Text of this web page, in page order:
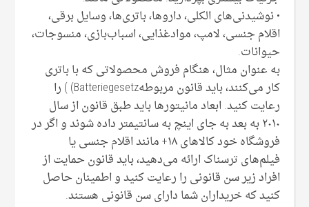
• نوشیدنی‌های الکلی، داروها، باتری‌ها، وسایل برقی،
اقلام جنسی، لامپ‌، مواد‌غذایی، اسباب‌بازی، منسوجات،
حیوانات.
به عنوان مثال، هنگام فروش محصولاتی که با باتری
کار می‌کنند، باید قانون مربوطهBatteriegesetz) ) را
رعایت کنید. ابعاد مانیتورها باید طبق قانون از سال
۲۰۱۰ به بعد به جای اینچ به سانتیمتر داده شوند و اگر در
فروشگاه خود کالاهای ۱۸+ مانند اقلام جنسی یا
فیلم‌های ترسناک ارائه می‌دهید، باید قانون حمایت از
افراد زیر سن قانونی را رعایت کنید و اطمینان حاصل
کنید که خریداران شما دارای سن قانونی هستند.